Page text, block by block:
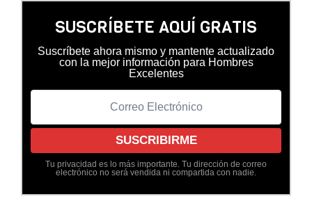
SUSCRÍBETE AQUÍ GRATIS
Suscríbete ahora mismo y mantente actualizado
con la mejor información para Hombres
Excelentes
Tu privacidad es lo más importante. Tu dirección de correo
electrónico no será vendida ni compartida con nadie.